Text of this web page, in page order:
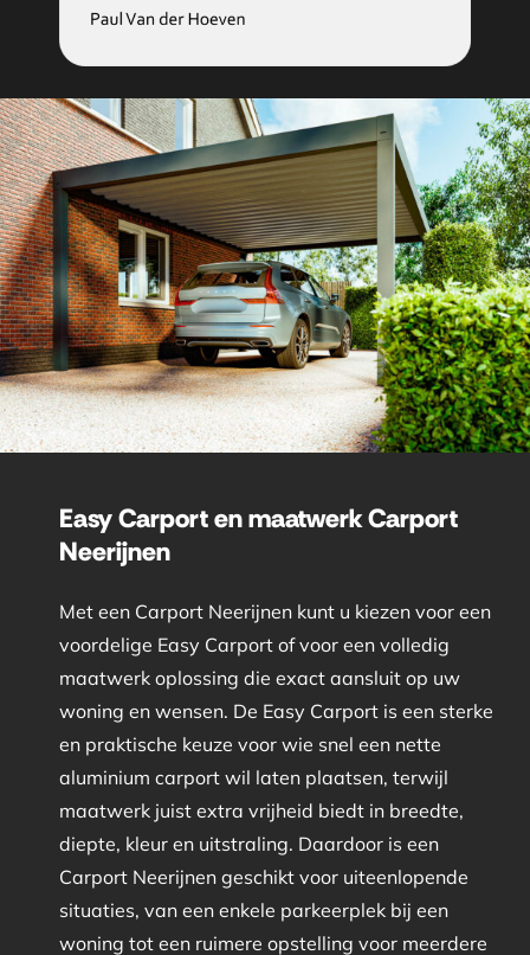
Easy Carport en maatwerk Carport
Neerijnen
Met een Carport Neerijnen kunt u kiezen voor een
voordelige Easy Carport of voor een volledig
maatwerk oplossing die exact aansluit op uw
woning en wensen. De Easy Carport is een sterke
en praktische keuze voor wie snel een nette
aluminium carport wil laten plaatsen, terwijl
maatwerk juist extra vrijheid biedt in breedte,
diepte, kleur en uitstraling. Daardoor is een
Carport Neerijnen geschikt voor uiteenlopende
situaties, van een enkele parkeerplek bij een
woning tot een ruimere opstelling voor meerdere